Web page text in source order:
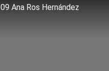
09 Ana Ros Hernández